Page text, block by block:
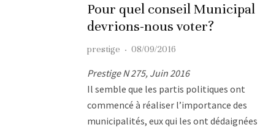
Pour quel conseil Municipal
devrions-nous voter?
prestige · 08/09/2016
Prestige N 275, Juin 2016
Il semble que les partis politiques ont
commencé à réaliser l’importance des
municipalités, eux qui les ont dédaignées